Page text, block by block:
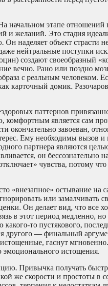
начальном этапе
и желаний. Это стадия
Он наделяет объект страсти
нейтральные поступки
создают своеобразный
вечно. Рано или поздно
с реальным человеком.
карточный домик.
паттернов
является сам
окончательно завоеван,
Ему необходимы вызов и
партнера являются
он бессознательно
чувства, потому
«внезапное» остывание на
или замалчивать
Он делает вид, что все
в этот период медленно, но
то пустякового,
другого — финальный
гаснут
эмоционального истощения.
Привычка получать
же скорости и простоты в